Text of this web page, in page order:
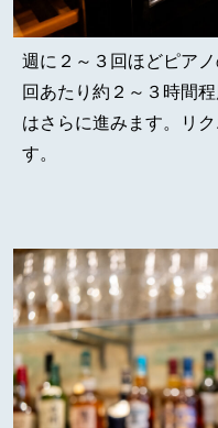
週に２～３回ほどピア
回あたり約２～３時間
はさらに進みます。リ
す。